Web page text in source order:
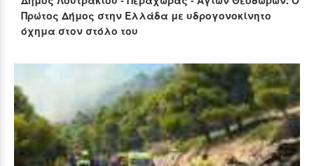
Πρώτος Δήμος στην Ελλάδα με υδρογονοκίνητο
όχημα στον στόλο του